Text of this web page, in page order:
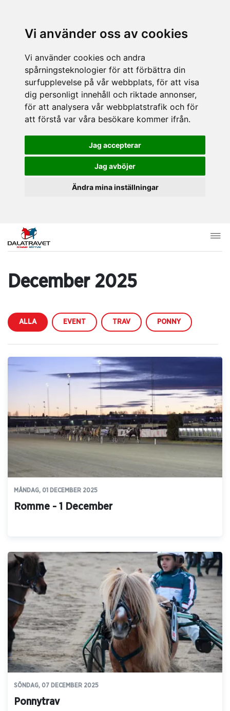
Vi använder oss av cookies
Vi använder cookies och andra
spårningsteknologier för att förbättra din
surfupplevelse på vår webbplats, för att visa
dig personligt innehåll och riktade annonser,
för att analysera vår webbplatstrafik och för
att förstå var våra besökare kommer ifrån.
Jag accepterar
Jag avböjer
Ändra mina inställningar
December 2025
ALLA EVENT TRAV PONNY
MÅNDAG, 01 DECEMBER 2025
Romme - 1 December
SÖNDAG, 07 DECEMBER 2025
Ponnytrav